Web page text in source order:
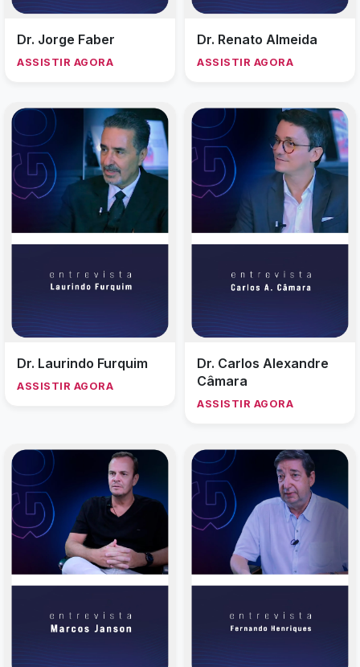
Dr. Jorge Faber
ASSISTIR AGORA
Dr. Renato Almeida
ASSISTIR AGORA
Dr. Laurindo Furquim
ASSISTIR AGORA
Dr. Carlos Alexandre
Câmara
ASSISTIR AGORA